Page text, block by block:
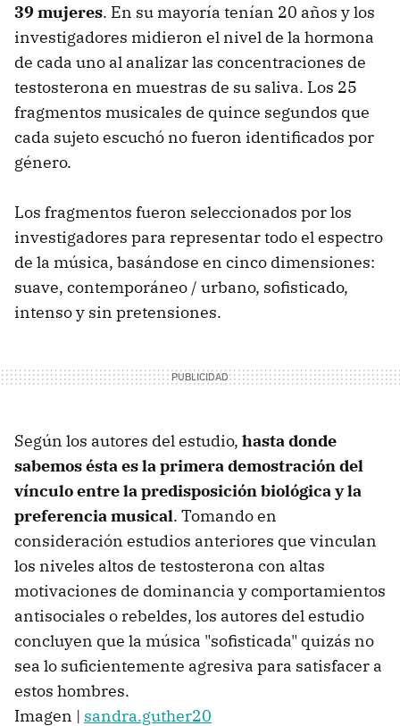
39 mujeres. En su mayoría tenían 20 años y los
investigadores midieron el nivel de la hormona
de cada uno al analizar las concentraciones de
testosterona en muestras de su saliva. Los 25
fragmentos musicales de quince segundos que
cada sujeto escuchó no fueron identificados por
género.
Los fragmentos fueron seleccionados por los
investigadores para representar todo el espectro
de la música, basándose en cinco dimensiones:
suave, contemporáneo / urbano, sofisticado,
intenso y sin pretensiones.
Según los autores del estudio, hasta donde
sabemos ésta es la primera demostración del
vínculo entre la predisposición biológica y la
preferencia musical. Tomando en
consideración estudios anteriores que vinculan
los niveles altos de testosterona con altas
motivaciones de dominancia y comportamientos
antisociales o rebeldes, los autores del estudio
concluyen que la música "sofisticada" quizás no
sea lo suficientemente agresiva para satisfacer a
estos hombres.
Imagen | sandra.guther20